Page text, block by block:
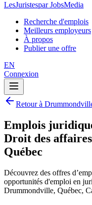
LesJuristespar JobsMedia
Recherche d'emplois
Meilleurs employeurs
À propos
Publier une offre
EN
Connexion
Retour à
Emplois
Droit des
Québec
Découvrez des offres
opportunités d'emploi en
Drummondville, Québec,